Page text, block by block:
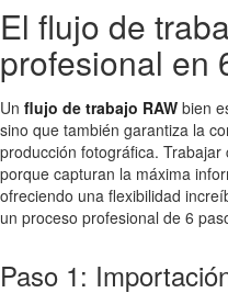
El flujo de
profesional en
Un flujo de trabajo RAW bien
sino que también garantiza la
producción fotográfica.
porque capturan la máxima
ofreciendo una flexibilidad
un proceso profesional de 6
Paso 1: